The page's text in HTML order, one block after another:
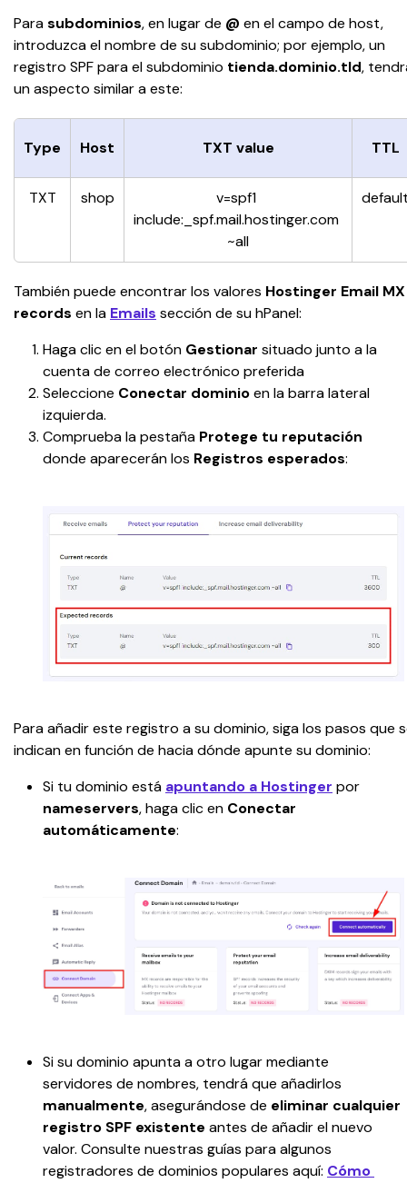
Para subdominios, en lugar de @ en el campo de host,
introduzca el nombre de su subdominio; por ejemplo, un
registro SPF para el subdominio tienda.dominio.tld,
un aspecto similar a este:
Type Host TXT value TTL
TXT shop
v=spf1
include:_spf.mail.hostinger.com
~all
También puede encontrar los valores Hostinger Email
records en la Emails sección de su hPanel:
Haga clic en el botón Gestionar situado junto a la
cuenta de correo electrónico preferida
Seleccione Conectar dominio en la barra lateral
izquierda.
Comprueba la pestaña Protege tu reputación
donde aparecerán los Registros esperados:
Para añadir este registro a su dominio, siga los pasos que
indican en función de hacia dónde apunte su dominio:
Si tu dominio está apuntando a Hostinger por
nameservers, haga clic en Conectar
automáticamente:
Si su dominio apunta a otro lugar mediante
servidores de nombres, tendrá que añadirlos
manualmente,asegurándose de eliminar cualquier
registro SPF existente antes de añadir el nuevo
valor. Consulte nuestras guías para algunos
registradores de dominios populares aquí: Cómo